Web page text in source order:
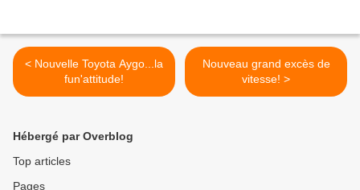
< Nouvelle Toyota Aygo...la
fun'attitude!
Nouveau grand excès de
vitesse! >
Hébergé par Overblog
Top articles
Pages